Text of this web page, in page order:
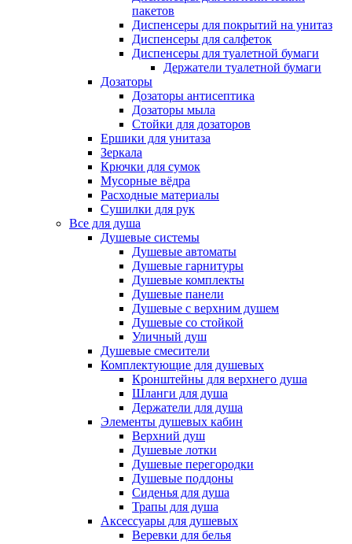
пакетов
Диспенсеры для покрытий на унитаз
Диспенсеры для салфеток
Диспенсеры для туалетной бумаги
Держатели туалетной бумаги
Дозаторы
Дозаторы антисептика
Дозаторы мыла
Стойки для дозаторов
Ершики для унитаза
Зеркала
Крючки для сумок
Мусорные вёдра
Расходные материалы
Сушилки для рук
Все для душа
Душевые системы
Душевые автоматы
Душевые гарнитуры
Душевые комплекты
Душевые панели
Душевые с верхним душем
Душевые со стойкой
Уличный душ
Душевые смесители
Комплектующие для душевых
Кронштейны для верхнего душа
Шланги для душа
Держатели для душа
Элементы душевых кабин
Верхний душ
Душевые лотки
Душевые перегородки
Душевые поддоны
Сиденья для душа
Трапы для душа
Аксессуары для душевых
Веревки для белья